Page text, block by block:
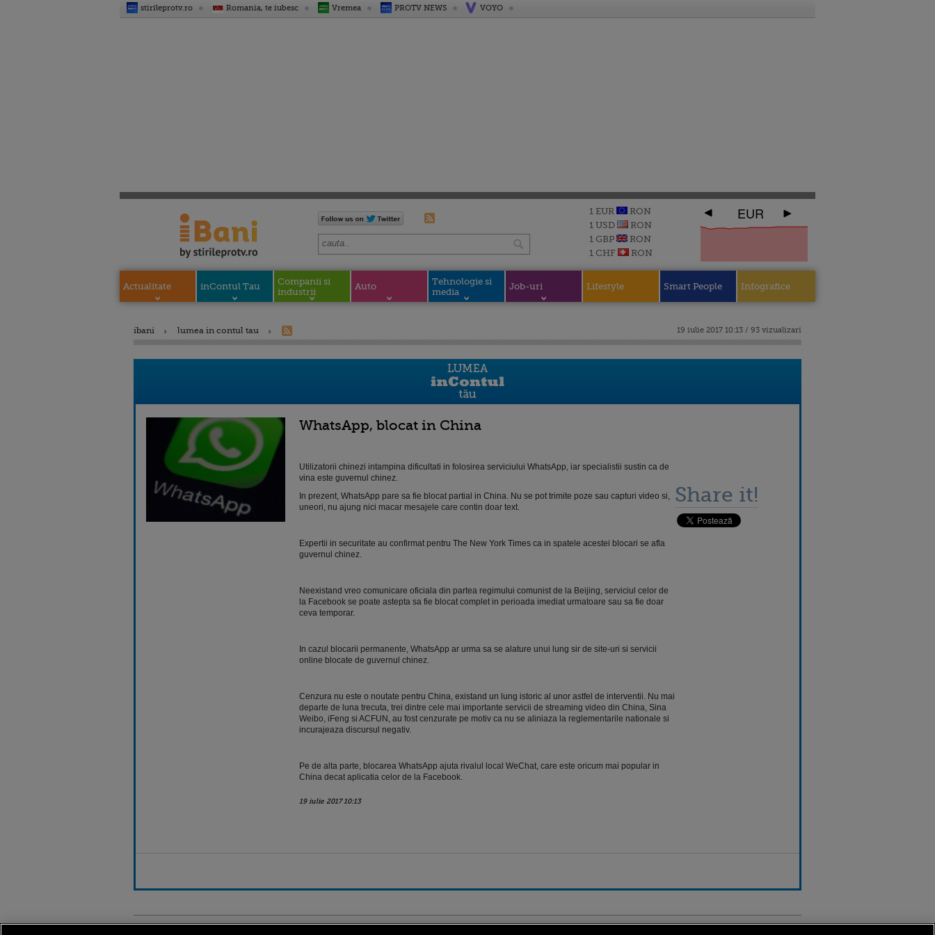
stirileprotv.ro Romania, te iubesc Vremea PROTV NEWS VOYO
1 EUR
RON
1 USD
RON
1 GBP
RON
1 CHF
RON
EUR
Actualitate inContul Tau
Companii si
industrii
Auto
Tehnologie si
media
Job-uri Lifestyle Smart People Infografice
ibani lumea in contul tau 19 iulie 2017 10:13 / 93 vizualizari
WhatsApp, blocat in China
Utilizatorii chinezi intampina dificultati in folosirea serviciului WhatsApp, iar specialistii sustin ca de
vina este guvernul chinez.
In prezent, WhatsApp pare sa fie blocat partial in China. Nu se pot trimite poze sau capturi video si,
uneori, nu ajung nici macar mesajele care contin doar text.
Expertii in securitate au confirmat pentru The New York Times ca in spatele acestei blocari se afla
guvernul chinez.
Neexistand vreo comunicare oficiala din partea regimului comunist de la Beijing, serviciul celor de
la Facebook se poate astepta sa fie blocat complet in perioada imediat urmatoare sau sa fie doar
ceva temporar.
In cazul blocarii permanente, WhatsApp ar urma sa se alature unui lung sir de site-uri si servicii
online blocate de guvernul chinez.
Cenzura nu este o noutate pentru China, existand un lung istoric al unor astfel de interventii. Nu mai
departe de luna trecuta, trei dintre cele mai importante servicii de streaming video din China, Sina
Weibo, iFeng si ACFUN, au fost cenzurate pe motiv ca nu se aliniaza la reglementarile nationale si
incurajeaza discursul negativ.
Pe de alta parte, blocarea WhatsApp ajuta rivalul local WeChat, care este oricum mai popular in
China decat aplicatia celor de la Facebook.
19 iulie 2017 10:13
Share it!